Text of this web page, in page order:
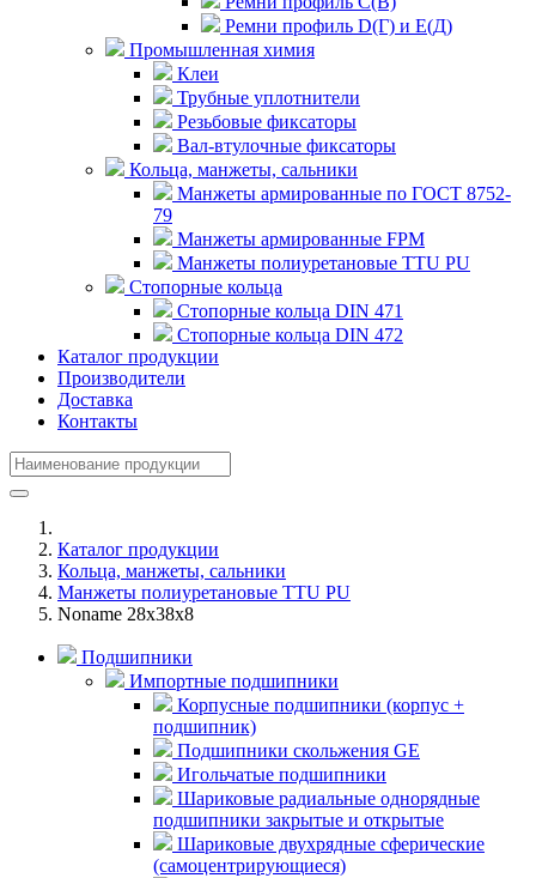
Ремни профиль D(Г) и E(Д)
Промышленная химия
Клеи
Трубные уплотнители
Резьбовые фиксаторы
Вал-втулочные фиксаторы
Кольца, манжеты, сальники
Манжеты армированные по ГОСТ 8752-
79
Манжеты армированные FPM
Манжеты полиуретановые TTU PU
Стопорные кольца
Стопорные кольца DIN 471
Стопорные кольца DIN 472
Каталог продукции
Производители
Доставка
Контакты
Каталог продукции
Кольца, манжеты, сальники
Манжеты полиуретановые TTU PU
Noname 28x38x8
Подшипники
Импортные подшипники
Корпусные подшипники (корпус +
подшипник)
Подшипники скольжения GE
Игольчатые подшипники
Шариковые радиальные однорядные
подшипники закрытые и открытые
Шариковые двухрядные сферические
(самоцентрирующиеся)